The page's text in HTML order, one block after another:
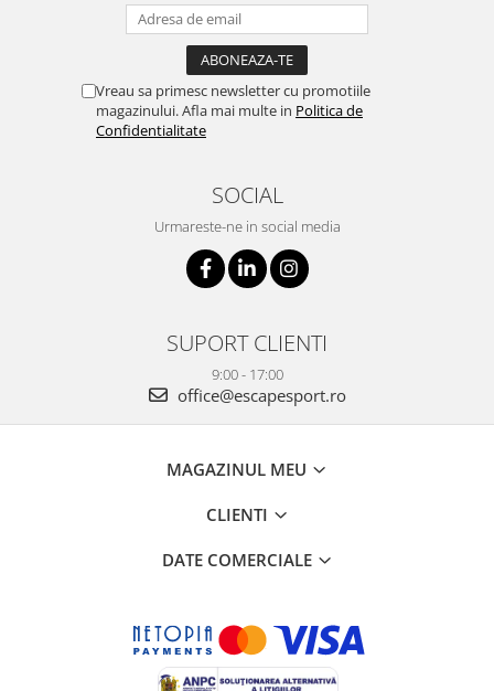
Vreau sa primesc newsletter cu promotiile
magazinului. Afla mai multe in Politica de
Confidentialitate
SOCIAL
Urmareste-ne in social media
SUPORT CLIENTI
9:00 - 17:00
office@escapesport.ro
MAGAZINUL MEU
CLIENTI
DATE COMERCIALE